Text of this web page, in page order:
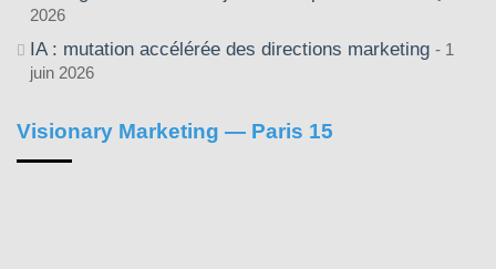
2026
IA : mutation accélérée des directions marketing
1
juin 2026
Visionary Marketing — Paris 15